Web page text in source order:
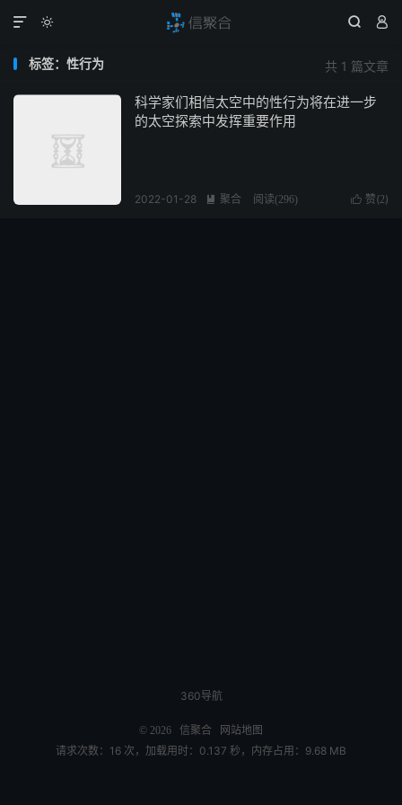
  

共 1 篇文章
标签：性行为
科学家们相信太空中的性行为将在进一步
的太空探索中发挥重要作用
 赞(2)
2022-01-28  聚合 阅读(296)
360导航
© 2026 信聚合 网站地图
请求次数：16 次，加载用时：0.137 秒，内存占用：9.68 MB